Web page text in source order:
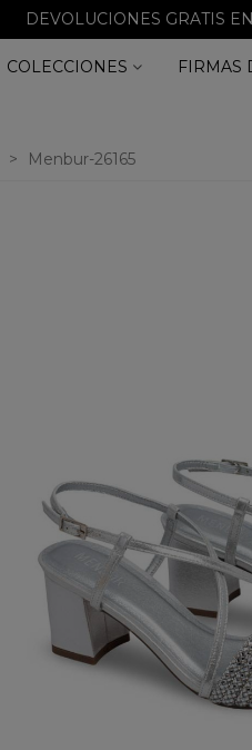
DEVOLUCIONES GRATIS
COLECCIONES
FIRMAS
> Menbur-26165